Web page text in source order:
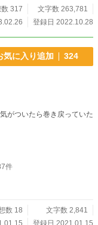
317
文字数 263,781
登録日 2022.10.28
気に入り追加 324
がついたら巻き戻っていた
件
数 18
文字数 2,841
登録日 2021.01.15